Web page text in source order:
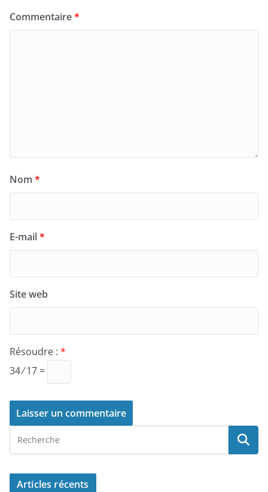
Commentaire*
Nom *
E-mail*
Site web
Résoudre : *
34 ⁄ 17 =
Articles récents